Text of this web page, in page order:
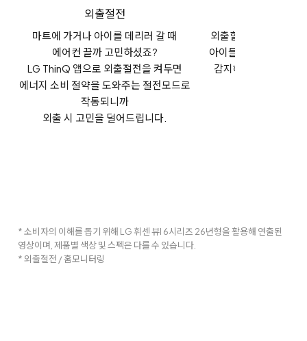
외출절전
마트에 가거나 아이를 데리러 갈 때
에어컨 끌까 고민하셨죠?
LG ThinQ 앱으로 외출절전을 켜두면
에너지 소비 절약을 도와주는 절전모드로
작동되니까
외출 시 고민을 덜어드립니다.
외출할 때 홈모니터링
아이들의 귀가 등 집안
감지해
* 소비자의 이해를 돕기 위해 LG 휘센 뷰I 6시리즈 26년형을 활용해 연출된
영상이며, 제품별 색상 및 스펙은 다를 수 있습니다.
* 외출절전 / 홈모니터링